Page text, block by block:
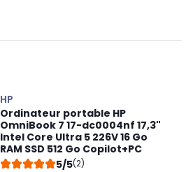
HP
Ordinateur portable HP
OmniBook 7 17-dc0004nf 17,3"
Intel Core Ultra 5 226V 16 Go
RAM SSD 512 Go Copilot+PC
5/5(2)